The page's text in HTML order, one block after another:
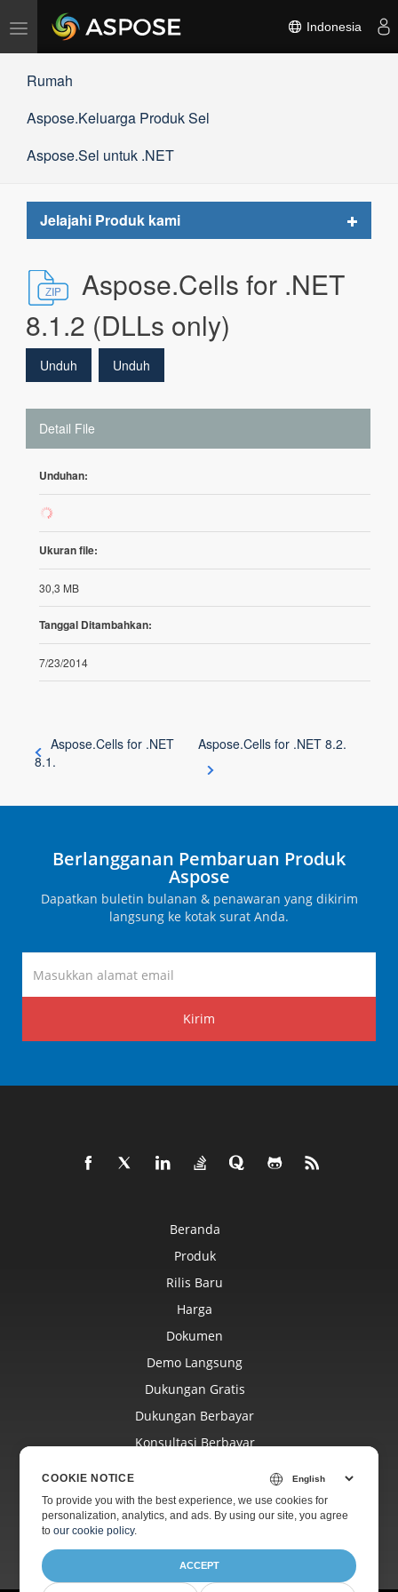
Alihkan
navigasi
Indonesia
Rumah
Aspose.Keluarga Produk Sel
Aspose.Sel untuk .NET
Jelajahi Produk kami
Toggle
Aspose.Cells for .NET
8.1.2 (DLLs only)
Unduh Unduh
Detail File
Unduhan:
249
Ukuran file:
30,3 MB
Tanggal Ditambahkan:
7/23/2014
Aspose.Cells for .NET
8.1.
Aspose.Cells for .NET 8.2.
Berlangganan Pembaruan Produk
Aspose
Dapatkan buletin bulanan & penawaran yang dikirim
langsung ke kotak surat Anda.
Kirim
Beranda
Produk
Rilis Baru
Harga
Dokumen
Demo Langsung
Dukungan Gratis
Dukungan Berbayar
Konsultasi Berbayar
Situs Web
Tentang
COOKIE NOTICE
To provide you with the best experience, we use cookies for
personalization, analytics, and ads. By using our site, you agree
toour cookie policy.
ACCEPT